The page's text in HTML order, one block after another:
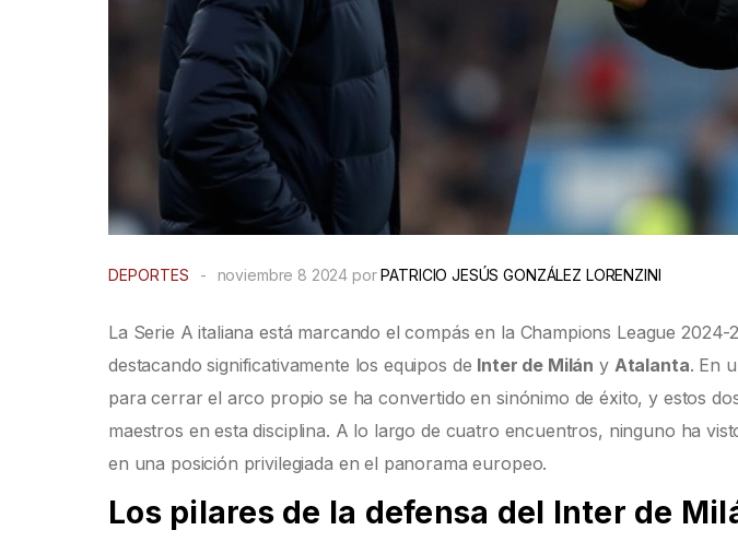
DEPORTES - noviembre 8 2024 por PATRICIO JESÚS GONZÁLEZ LORENZINI
La Serie A italiana está marcando el compás en la Champions League
destacando significativamente los equipos de Inter de Milán y Atalanta. En
para cerrar el arco propio se ha convertido en sinónimo de éxito, y estos
maestros en esta disciplina. A lo largo de cuatro encuentros, ninguno ha
en una posición privilegiada en el panorama europeo.
Los pilares de la defensa del Inter de